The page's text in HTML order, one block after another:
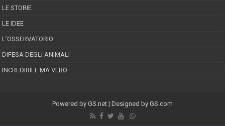
LE STORIE
LE IDEE
L’OSSERVATORIO
DIFESA DEGLI ANIMALI
INCREDIBILE MA VERO
Powered by GS.net | Designed by GS.com